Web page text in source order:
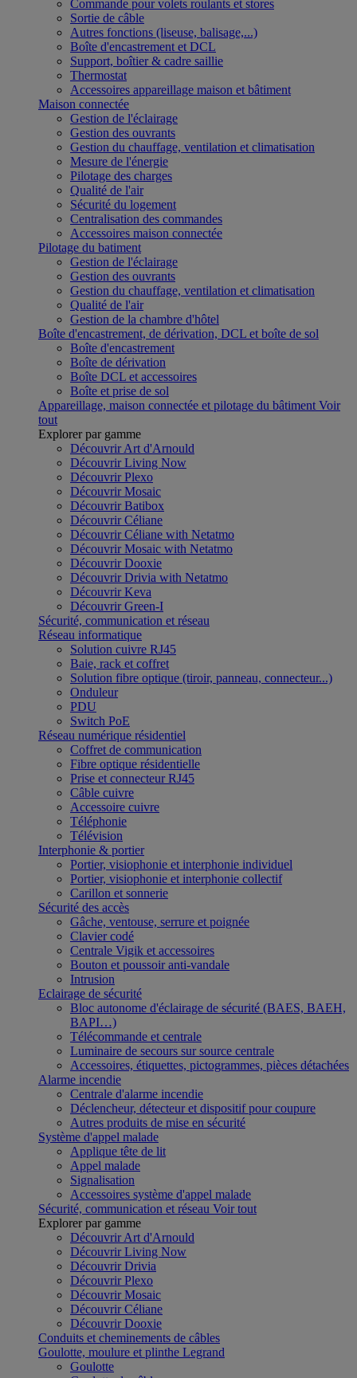
Commande pour volets roulants et stores
Sortie de câble
Autres fonctions (liseuse, balisage,...)
Boîte d'encastrement et DCL
Support, boîtier & cadre saillie
Thermostat
Accessoires appareillage maison et bâtiment
Maison connectée
Gestion de l'éclairage
Gestion des ouvrants
Gestion du chauffage, ventilation et climatisation
Mesure de l'énergie
Pilotage des charges
Qualité de l'air
Sécurité du logement
Centralisation des commandes
Accessoires maison connectée
Pilotage du batiment
Gestion de l'éclairage
Gestion des ouvrants
Gestion du chauffage, ventilation et climatisation
Qualité de l'air
Gestion de la chambre d'hôtel
Boîte d'encastrement, de dérivation, DCL et boîte de sol
Boîte d'encastrement
Boîte de dérivation
Boîte DCL et accessoires
Boîte et prise de sol
Appareillage, maison connectée et pilotage du bâtiment Voir
tout
Explorer par gamme
Découvrir Art d'Arnould
Découvrir Living Now
Découvrir Plexo
Découvrir Mosaic
Découvrir Batibox
Découvrir Céliane
Découvrir Céliane with Netatmo
Découvrir Mosaic with Netatmo
Découvrir Dooxie
Découvrir Drivia with Netatmo
Découvrir Keva
Découvrir Green-I
Sécurité, communication et réseau
Réseau informatique
Solution cuivre RJ45
Baie, rack et coffret
Solution fibre optique (tiroir, panneau, connecteur...)
Onduleur
PDU
Switch PoE
Réseau numérique résidentiel
Coffret de communication
Fibre optique résidentielle
Prise et connecteur RJ45
Câble cuivre
Accessoire cuivre
Téléphonie
Télévision
Interphonie & portier
Portier, visiophonie et interphonie individuel
Portier, visiophonie et interphonie collectif
Carillon et sonnerie
Sécurité des accès
Gâche, ventouse, serrure et poignée
Clavier codé
Centrale Vigik et accessoires
Bouton et poussoir anti-vandale
Intrusion
Eclairage de sécurité
Bloc autonome d'éclairage de sécurité (BAES, BAEH,
BAPI…)
Télécommande et centrale
Luminaire de secours sur source centrale
Accessoires, étiquettes, pictogrammes, pièces détachées
Alarme incendie
Centrale d'alarme incendie
Déclencheur, détecteur et dispositif pour coupure
Autres produits de mise en sécurité
Système d'appel malade
Applique tête de lit
Appel malade
Signalisation
Accessoires système d'appel malade
Sécurité, communication et réseau Voir tout
Explorer par gamme
Découvrir Art d'Arnould
Découvrir Living Now
Découvrir Drivia
Découvrir Plexo
Découvrir Mosaic
Découvrir Céliane
Découvrir Dooxie
Conduits et cheminements de câbles
Goulotte, moulure et plinthe Legrand
Goulotte